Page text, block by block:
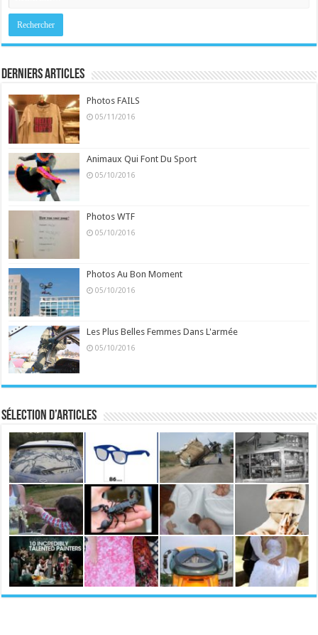
Derniers Articles
Photos FAILS
05/11/2016
Animaux Qui Font Du Sport
05/10/2016
Photos WTF
05/10/2016
Photos Au Bon Moment
05/10/2016
Les Plus Belles Femmes Dans L'armée
05/10/2016
Sélection d’articles